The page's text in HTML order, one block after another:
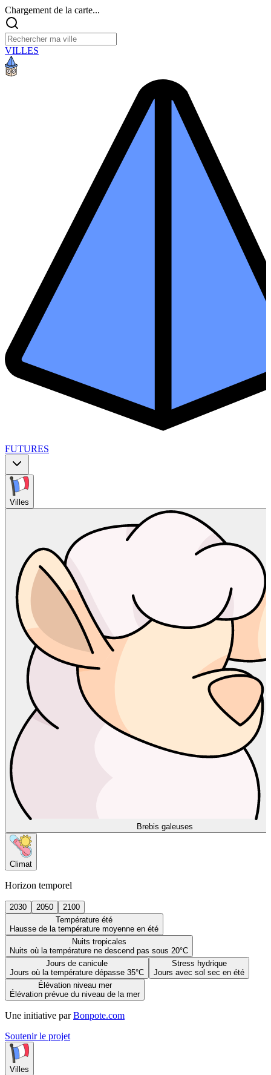
Chargement de la carte...
VILLES
FUTURES
Villes
Brebis galeuses
Climat
Horizon temporel
2030 2050
2100
Température été
Hausse de la température moyenne en été
Nuits tropicales
Nuits où la température ne descend pas sous 20°C
Jours de canicule
Jours où la température dépasse 35°C
Stress hydrique
Jours avec sol sec en été
Élévation niveau mer
Élévation prévue du niveau de la mer
Une initiative par Bonpote.com
Soutenir le projet
Villes